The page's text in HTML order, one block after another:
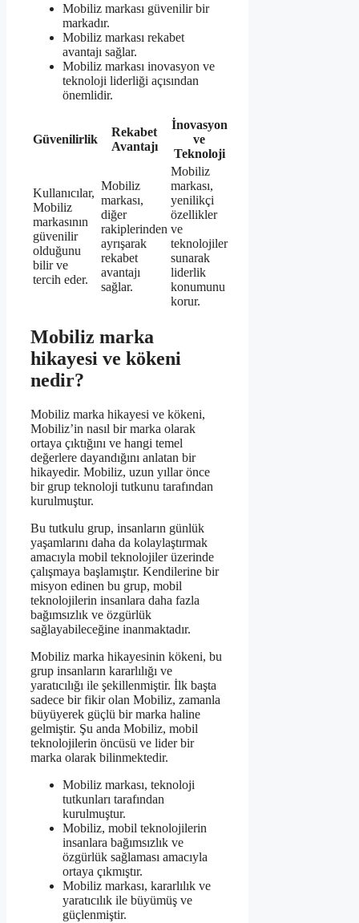
Mobiliz markası güvenilir bir
markadır.
Mobiliz markası rekabet
avantajı sağlar.
Mobiliz markası inovasyon ve
teknoloji liderliği açısından
önemlidir.
Güvenilirlik
Rekabet
Avantajı
İnovasyon
ve
Teknoloji
Kullanıcılar,
Mobiliz
markasının
güvenilir
olduğunu
bilir ve
tercih eder.
Mobiliz
markası,
diğer
rakiplerinden
ayrışarak
rekabet
avantajı
sağlar.
Mobiliz
markası,
yenilikçi
özellikler
ve
teknolojiler
sunarak
liderlik
konumunu
korur.
Mobiliz marka
hikayesi ve kökeni
nedir?
Mobiliz marka hikayesi ve kökeni,
Mobiliz’in nasıl bir marka olarak
ortaya çıktığını ve hangi temel
değerlere dayandığını anlatan bir
hikayedir. Mobiliz, uzun yıllar önce
bir grup teknoloji tutkunu tarafından
kurulmuştur.
Bu tutkulu grup, insanların günlük
yaşamlarını daha da kolaylaştırmak
amacıyla mobil teknolojiler üzerinde
çalışmaya başlamıştır. Kendilerine bir
misyon edinen bu grup, mobil
teknolojilerin insanlara daha fazla
bağımsızlık ve özgürlük
sağlayabileceğine inanmaktadır.
Mobiliz marka hikayesinin kökeni, bu
grup insanların kararlılığı ve
yaratıcılığı ile şekillenmiştir. İlk başta
sadece bir fikir olan Mobiliz, zamanla
büyüyerek güçlü bir marka haline
gelmiştir. Şu anda Mobiliz, mobil
teknolojilerin öncüsü ve lider bir
marka olarak bilinmektedir.
Mobiliz markası, teknoloji
tutkunları tarafından
kurulmuştur.
Mobiliz, mobil teknolojilerin
insanlara bağımsızlık ve
özgürlük sağlaması amacıyla
ortaya çıkmıştır.
Mobiliz markası, kararlılık ve
yaratıcılık ile büyümüş ve
güçlenmiştir.